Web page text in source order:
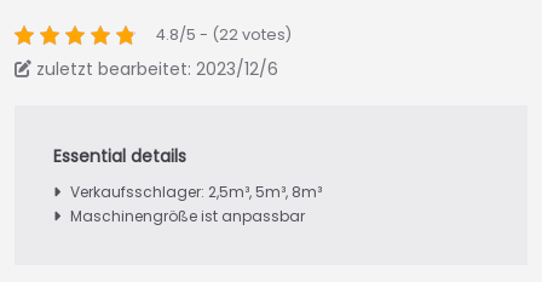
4.8/5 - (22 votes)
zuletzt bearbeitet: 2023/12/6
Verkaufsschlager: 2,5m³, 5m³, 8m³
Maschinengröße ist anpassbar